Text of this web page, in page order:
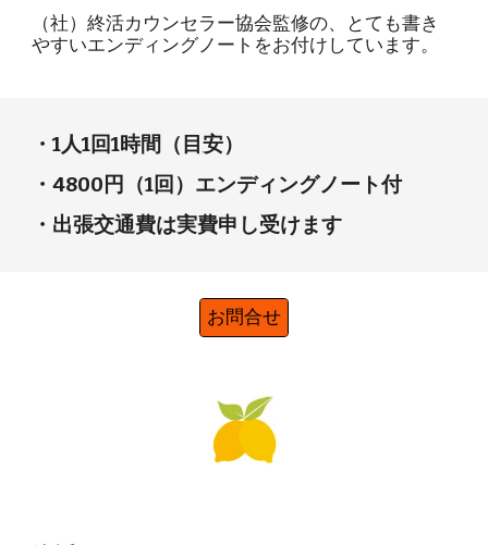
（社）終活カウンセラー協会監修の、とても書き
やすいエンディングノートをお付けしています。
・1人1回1時間（目安）
・4800円（1回）エンディングノート付
・出張交通費は実費申し受けます
お問合せ